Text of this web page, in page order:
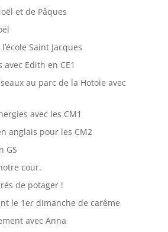
et de Pâques
Saint Jacques
Edith en CE1
au parc de la Hotoie avec
avec les CM1
anglais pour les CM2
GS
cour.
de potager !
le 1er dimanche de carême
avec Anna